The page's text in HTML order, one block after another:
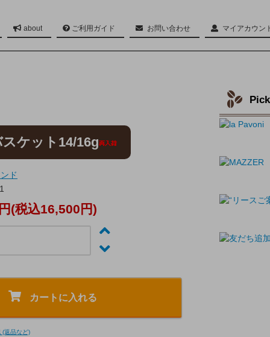
about ご利用ガイド お問い合わせ マイアカウン
ケット14/16g
ド
(税込16,500円)
カートに入れる
(返品など)